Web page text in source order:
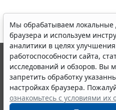
Мы обрабатываем локальные
браузера и используем
аналитики в целях
работоспособности сайта,
исследований и обзоров. Вы
запретить обработку
настройках браузера.
ознакомьтесь с условиями их
© ООО "НПП "ГАРАНТ-СЕРВИС",
выпускается с 1990 года.
являются участниками
информации ГАРАНТ.
Портал ГАРАНТ.РУ